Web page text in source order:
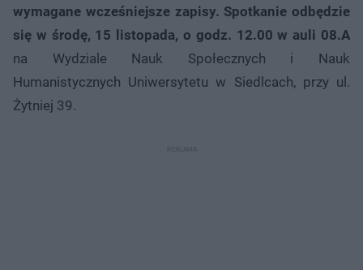
wymagane wcześniejsze zapisy. Spotkanie odbędzie
się w środę, 15 listopada, o godz. 12.00 w auli 08.A
na Wydziale Nauk Społecznych i Nauk
Humanistycznych Uniwersytetu w Siedlcach, przy ul.
Żytniej 39.